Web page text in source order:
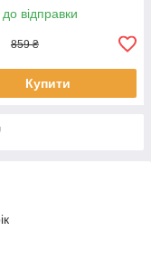
відправки
859 ₴
Купити